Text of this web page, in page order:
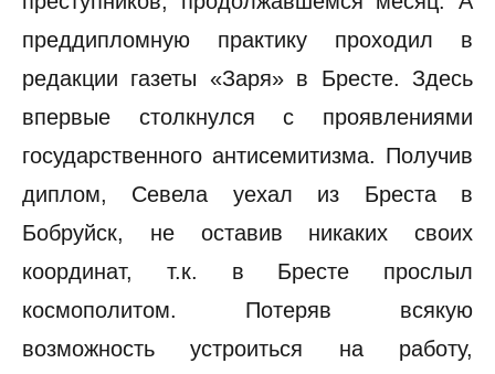
преддипломную практику проходил в
редакции газеты «Заря» в Бресте. Здесь
впервые столкнулся с проявлениями
государственного антисемитизма. Получив
диплом, Севела уехал из Бреста в
Бобруйск, не оставив никаких своих
координат, т.к. в Бресте прослыл
космополитом. Потеряв всякую
возможность устроиться на работу,